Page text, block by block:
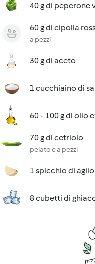
40 g di peperone
60 g di cipolla
a pezzi
30 g di aceto
1 cucchiaino di
60 - 100 g di olio
70 g di cetriolo
pelato e a pezzi
1 spicchio di
8 cubetti di